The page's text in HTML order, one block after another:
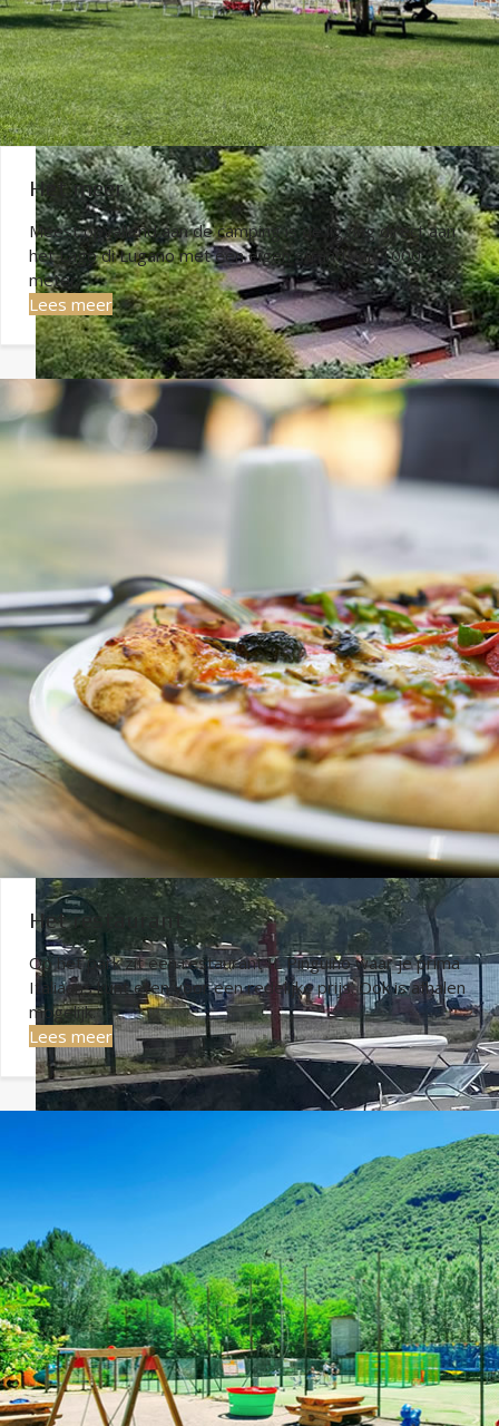
Het meer
Meest opvallend aan de camping is de ligging direct aan
het Lago di Lugano met een eigen strand van 1000
meter.
Lees meer
Het restaurant
Op het park zit een restaurant IL Pinguino waar je prima
Italiaans kunt eten voor een redelijke prijs. Ook is afhalen
mogelijk.
Lees meer